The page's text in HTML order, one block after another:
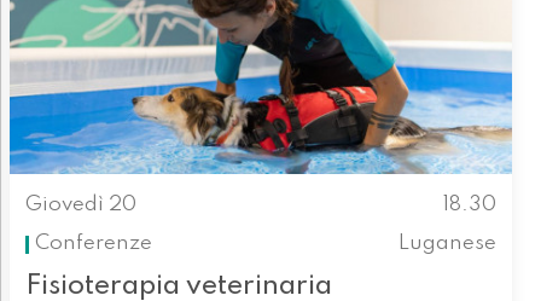
Giovedì 20
18.30
Conferenze
Luganese
Fisioterapia veterinaria